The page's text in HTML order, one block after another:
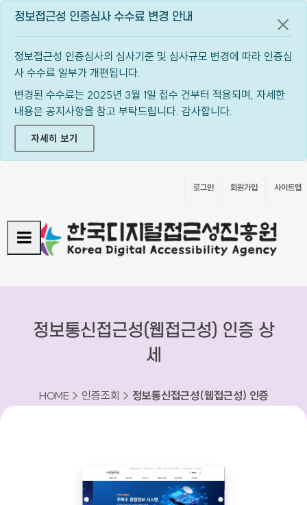
정보접근성 인증심사 수수료 변경 안내
정보접근성 인증심사의 심사기준 및 심사규모 변경에 따라 인증심
사 수수료 일부가 개편됩니다.
변경된 수수료는 2025년 3월 1일 접수 건부터 적용되며, 자세한
내용은 공지사항을 참고 부탁드립니다. 감사합니다.
자세히 보기
공지
로그인 회원가입 사이트맵
정보통신접근성(웹접근성) 인증 상
세
HOME > 인증조회 > 정보통신접근성(웹접근성) 인증